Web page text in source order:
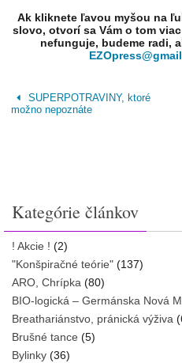
Ak kliknete ľavou myšou na
slovo, otvorí sa Vám o tom
nefunguje, budeme radi,
SUPERPOTRAVINY, ktoré
možno nepoznáte
Kategórie článkov
! Akcie ! (2)
"Konšpiračné teórie" (137)
ARO, Chrípka (80)
BIO-logická – Germánska Nová
Breathariánstvo, pránická výživa
Brušné tance (5)
Bylinky (36)